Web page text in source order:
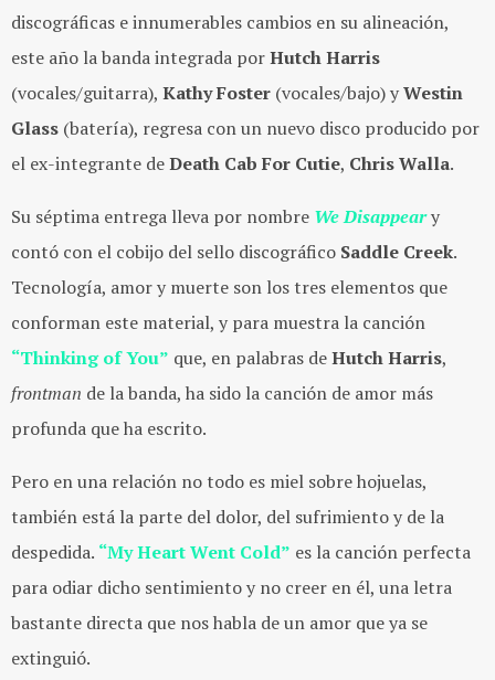
discográficas e innumerables cambios en su alineación,
este año la banda integrada porHutch Harris
(vocales/guitarra), Kathy Foster (vocales/bajo) yWestin
Glass (batería), regresa con un nuevo disco producido por
el ex-integrante deDeath Cab For Cutie, Chris Walla.
Su séptima entrega lleva por nombre We Disappeary
contó con el cobijo del sello discográfico Saddle Creek.
Tecnología, amor y muerte son los tres elementos que
conforman este material, y para muestra la canción
“Thinking of You” que, en palabras deHutch Harris,
frontman de la banda, ha sido la canción de amor más
profunda que ha escrito.
Pero en una relación no todo es miel sobre hojuelas,
también está la parte del dolor, del sufrimiento y de la
despedida. “My Heart Went Cold” es la canción perfecta
para odiar dicho sentimiento y no creer en él, una letra
bastante directa que nos habla de un amor que ya se
extinguió.